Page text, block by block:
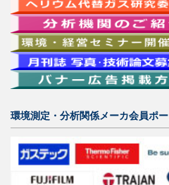
環境測定・分析関係メーカ会員ポ